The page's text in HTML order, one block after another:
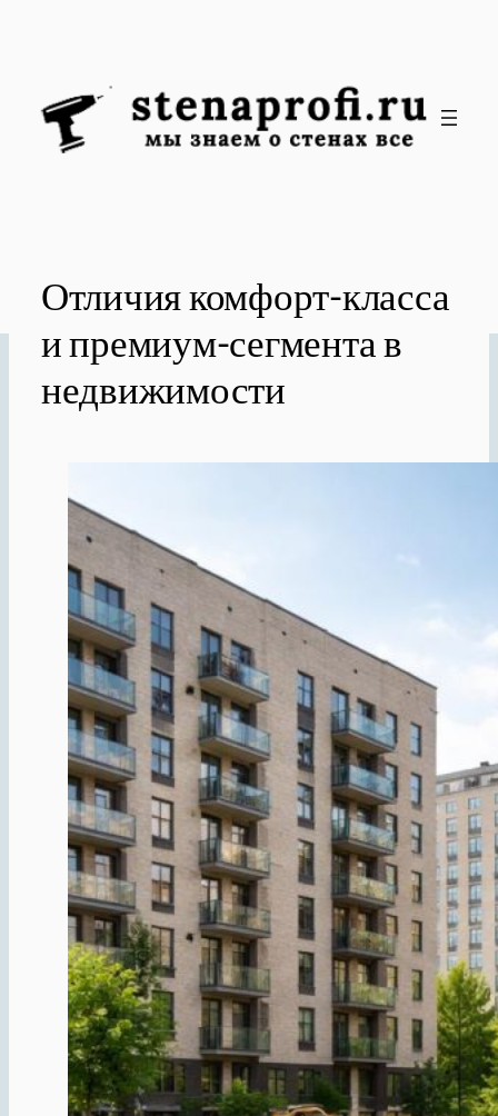
Отличия комфорт-класса
и премиум-сегмента в
недвижимости